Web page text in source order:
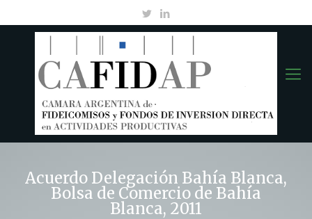
Acuerdo Delegación Bahía Blanca,
Bolsa de Comercio de Bahía
Blanca, 2011